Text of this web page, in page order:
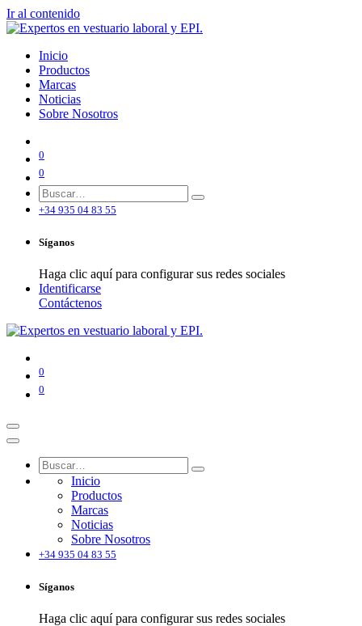
Ir al contenido
Inicio
Productos
Marcas
Noticias
Sobre Nosotros
0
0
+34 935 04 83 55
Síganos
Haga clic aquí para configurar sus redes sociales
Identificarse
Contáctenos
0
0
Inicio
Productos
Marcas
Noticias
Sobre Nosotros
+34 935 04 83 55
Síganos
Haga clic aquí para configurar sus redes sociales